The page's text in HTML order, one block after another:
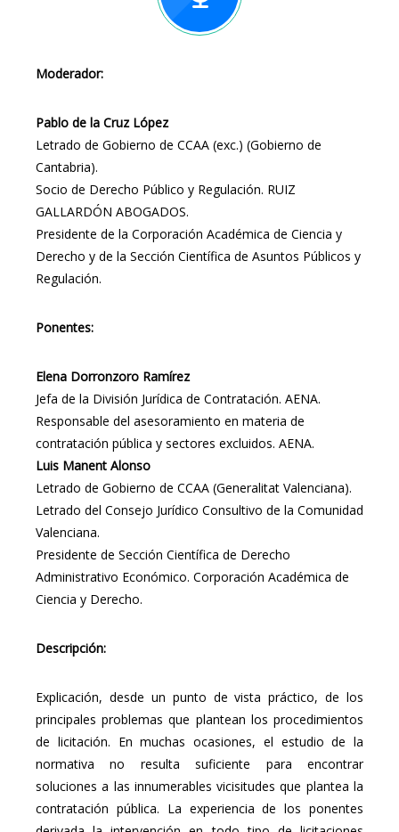
Moderador:
Pablo de la Cruz López
Letrado de Gobierno de CCAA (exc.) (Gobierno de
Cantabria).
Socio de Derecho Público y Regulación. RUIZ
GALLARDÓN ABOGADOS.
Presidente de la Corporación Académica de Ciencia y
Derecho y de la Sección Científica de Asuntos Públicos y
Regulación.
Ponentes:
Elena Dorronzoro Ramírez
Jefa de la División Jurídica de Contratación. AENA.
Responsable del asesoramiento en materia de
contratación pública y sectores excluidos. AENA.
Luis Manent Alonso
Letrado de Gobierno de CCAA (Generalitat Valenciana).
Letrado del Consejo Jurídico Consultivo de la Comunidad
Valenciana.
Presidente de Sección Científica de Derecho
Administrativo Económico. Corporación Académica de
Ciencia y Derecho.
Descripción:
Explicación, desde un punto de vista práctico, de los
principales problemas que plantean los procedimientos
de licitación. En muchas ocasiones, el estudio de la
normativa no resulta suficiente para encontrar
soluciones a las innumerables vicisitudes que plantea la
contratación pública. La experiencia de los ponentes